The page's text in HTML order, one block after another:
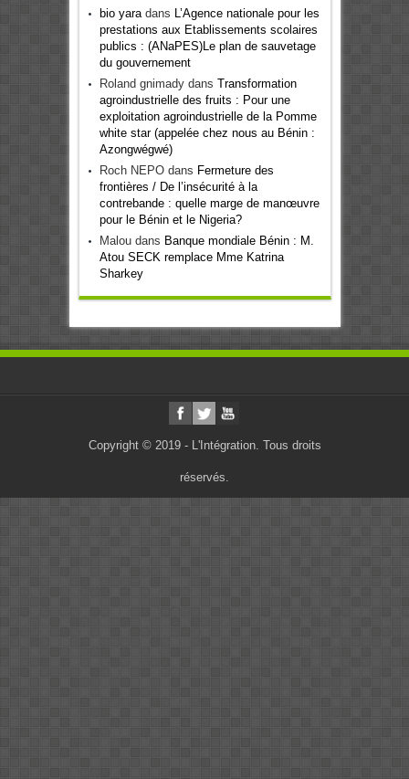
bio yaradans L’Agence nationale pour les
prestations aux Etablissements scolaires
publics : (ANaPES)Le plan de sauvetage
du gouvernement
Roland gnimadydans Transformation
agroindustrielle des fruits : Pour une
exploitation agroindustrielle de la Pomme
white star (appelée chez nous au Bénin :
Azongwégwé)
Roch NEPOdans Fermeture des
frontières / De l’insécurité à la
contrebande : quelle marge de manœuvre
pour le Bénin et le Nigeria?
Maloudans Banque mondiale Bénin : M.
Atou SECK remplace Mme Katrina
Sharkey
Copyright © 2019 - L'Intégration. Tous droits
réservés.